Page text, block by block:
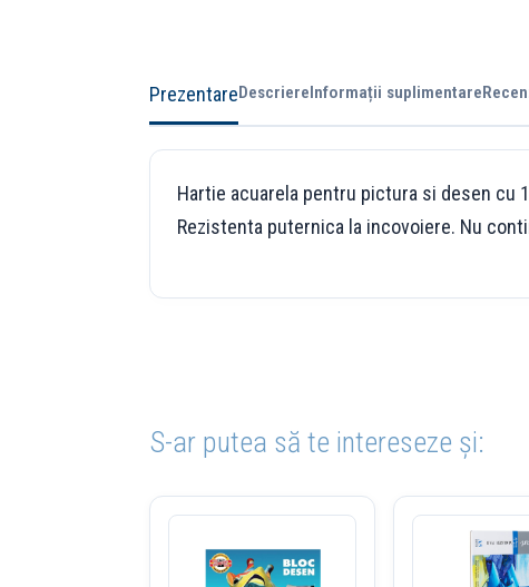
PrezentareDescriereInformații suplimentare
Hartie acuarela pentru pictura si desen cu
Rezistenta puternica la incovoiere. Nu
S-ar putea să te intereseze și: